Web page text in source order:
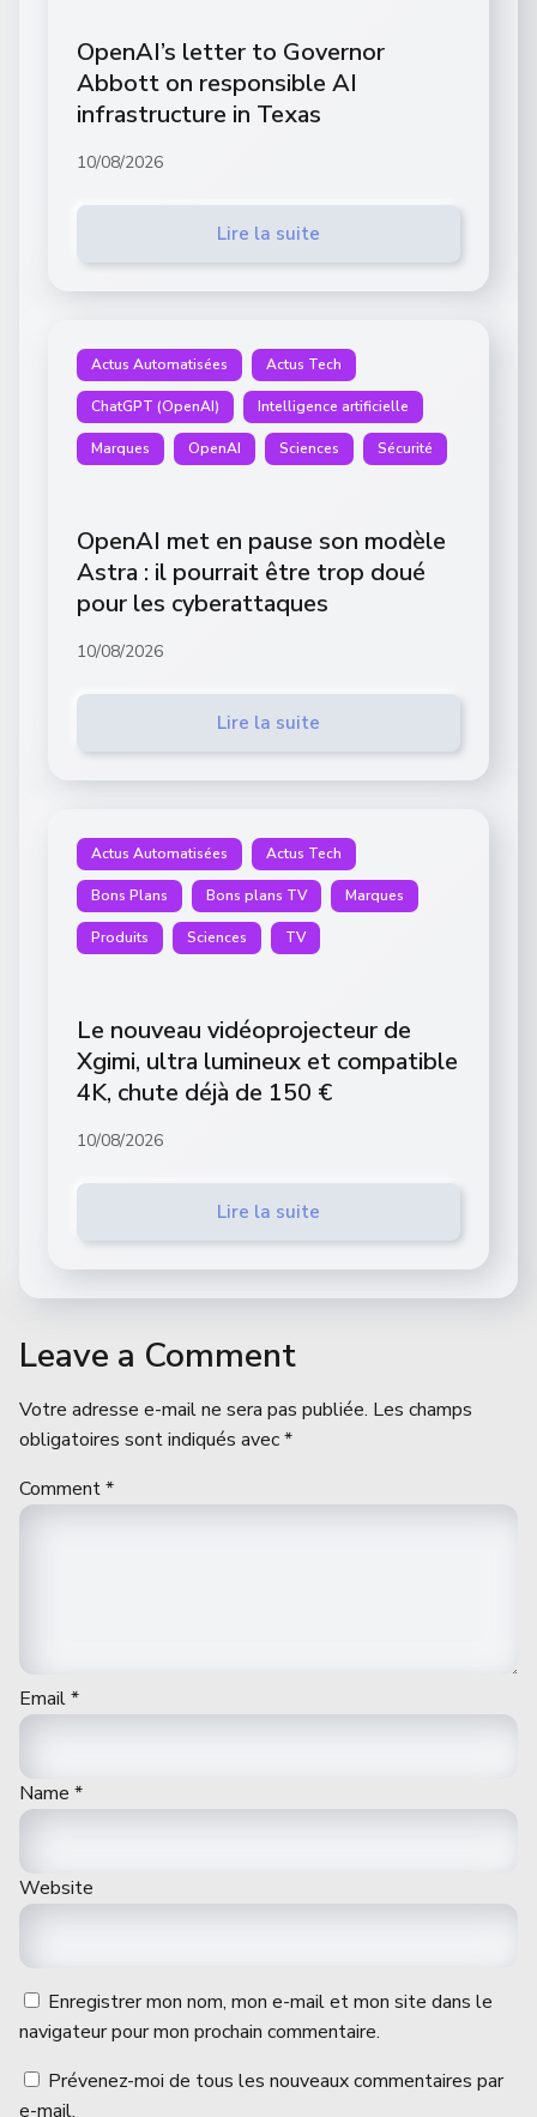
OpenAI’s letter to Governor
Abbott on responsible AI
infrastructure in Texas
10/08/2026
Lire la suite
Actus Automatisées Actus Tech
ChatGPT (OpenAI) Intelligence artificielle
Marques OpenAI Sciences Sécurité
OpenAI met en pause son modèle
Astra : il pourrait être trop doué
pour les cyberattaques
10/08/2026
Lire la suite
Actus Automatisées Actus Tech
Bons Plans Bons plans TV Marques
Produits Sciences TV
Le nouveau vidéoprojecteur de
Xgimi, ultra lumineux et compatible
4K, chute déjà de 150 €
10/08/2026
Lire la suite
Leave a Comment
Votre adresse e-mail ne sera pas publiée. Les champs
obligatoires sont indiqués avec*
Comment*
Email*
Name *
Website
Enregistrer mon nom, mon e-mail et mon site dans le
navigateur pour mon prochain commentaire.
Prévenez-moi de tous les nouveaux commentaires par
e-mail.